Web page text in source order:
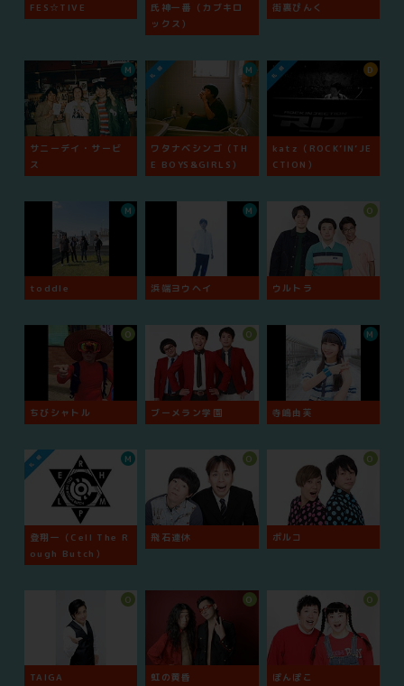
FES☆TIVE
氏神一番（カブキロ
ックス）
街裏ぴんく
サニーデイ・サービ
ス
M
ワタナベシンゴ（TH
E BOYS&GIRLS）
M
katz（ROCK’IN’JE
CTION）
D
toddle
M
浜端ヨウヘイ
M
ウルトラ
O
ちびシャトル
O
ブーメラン学園
O
寺嶋由芙
M
登翔一（Cell The R
ough Butch）
M
飛石連休
O
ポルコ
O
TAIGA
O
虹の黄昏
O
ぽんぽこ
O